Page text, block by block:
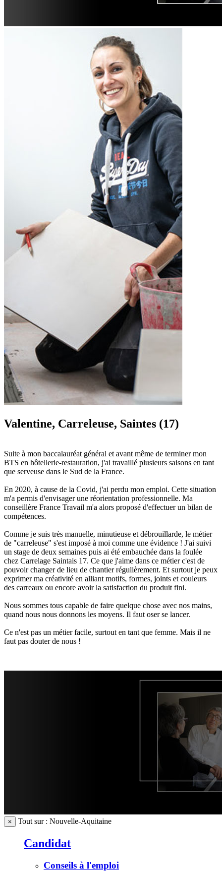
Valentine, Carreleuse, Saintes (17)
Suite à mon baccalauréat général et avant même de terminer mon
BTS en hôtellerie-restauration, j'ai travaillé plusieurs saisons en tant
que serveuse dans le Sud de la France.
En 2020, à cause de la Covid, j'ai perdu mon emploi. Cette situation
m'a permis d'envisager une réorientation professionnelle. Ma
conseillère France Travail m'a alors proposé d'effectuer un bilan de
compétences.
Comme je suis très manuelle, minutieuse et débrouillarde, le métier
de "carreleuse" s'est imposé à moi comme une évidence ! J'ai suivi
un stage de deux semaines puis ai été embauchée dans la foulée
chez Carrelage Saintais 17. Ce que j'aime dans ce métier c'est de
pouvoir changer de lieu de chantier régulièrement. Et surtout je peux
exprimer ma créativité en alliant motifs, formes, joints et couleurs
des carreaux ou encore avoir la satisfaction du produit fini.
Nous sommes tous capable de faire quelque chose avec nos mains,
quand nous nous donnons les moyens. Il faut oser se lancer.
Ce n'est pas un métier facile, surtout en tant que femme. Mais il ne
faut pas douter de nous !
× Tout sur : Nouvelle-Aquitaine
Candidat
Conseils à l'emploi